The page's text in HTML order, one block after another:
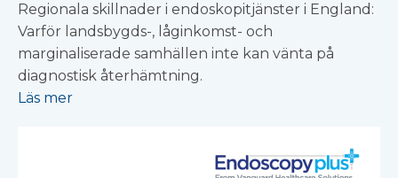
Regionala skillnader i endoskopitjänster i England:
Varför landsbygds-, låginkomst- och
marginaliserade samhällen inte kan vänta på
diagnostisk återhämtning.
Läs mer